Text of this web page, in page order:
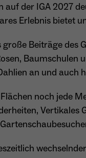
Name
Anbieter
Laufzeit
Zweck
der IGA 2027
Erlebnis bietet
große Beiträge
an und auch
noch jede